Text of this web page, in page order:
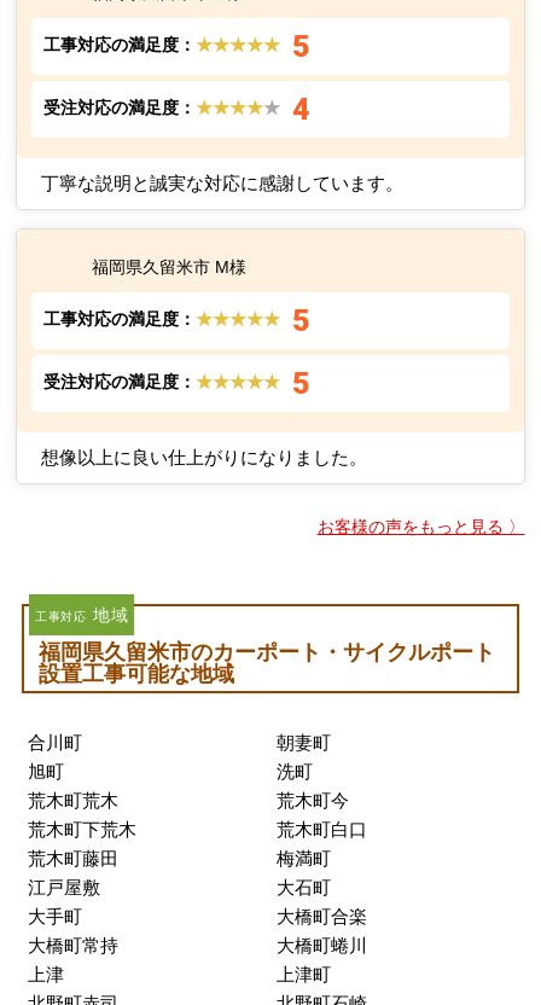
工事対応の満足度：★★★★★ 4
受注対応の満足度：★★★★★ 5
工事対応の満足度：★★★★★ 5
受注対応の満足度：★★★★★ 4
受注対応の満足度：
工事対応 地域
福岡県久留米市のカーポート・サイクルポート
設置工事可能な地域
合川町
朝妻町